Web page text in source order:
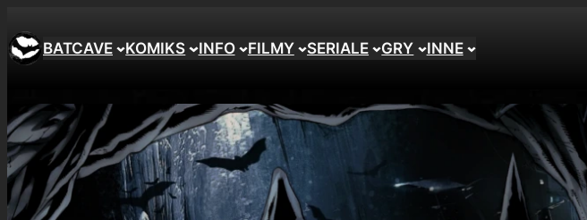
BATCAVE KOMIKS INFO FILMY SERIALE GRY INNE